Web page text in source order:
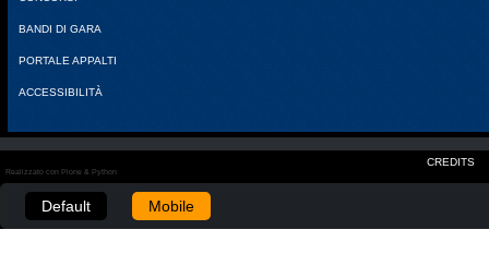
BANDI DI GARA
PORTALE APPALTI
ACCESSIBILITÀ
CREDITS
Realizzato con Plone & Python
Default Mobile